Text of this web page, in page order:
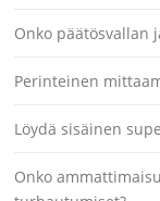
Onko päätösvallan
Perinteinen
Löydä sisäinen
Onko